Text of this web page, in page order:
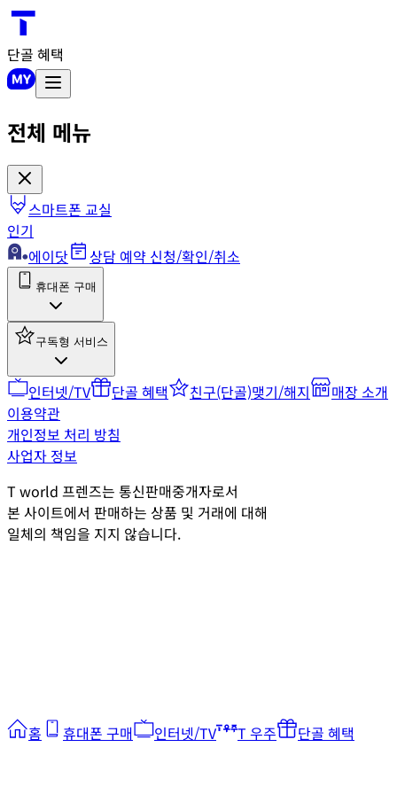
단골 혜택
전체 메뉴
스마트폰 교실
인기
에이닷
상담 예약 신청/확인/취소
휴대폰 구매
구독형 서비스
인터넷/TV 단골 혜택 친구(단골)맺기/해지
매장 소개
이용약관
개인정보 처리 방침
사업자 정보
T world 프렌즈는 통신판매중개자로서
본 사이트에서 판매하는 상품 및 거래에 대해
일체의 책임을 지지 않습니다.
홈 휴대폰 구매 인터넷/TV T 우주 단골 혜택